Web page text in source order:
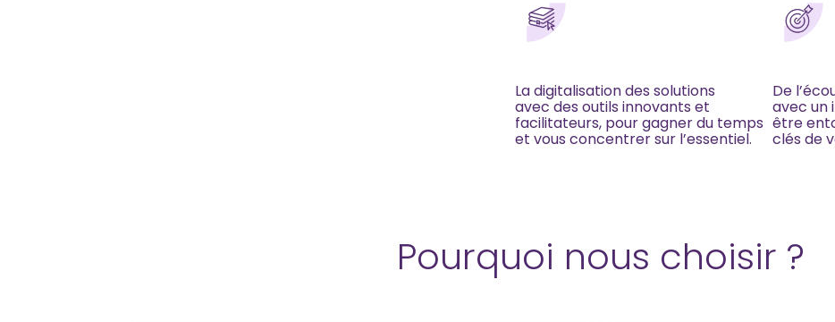
La digitalisation des solutions
avec des outils innovants et
facilitateurs, pour gagner du temps
et vous concentrer sur l’essentiel.
De
avec un
être
clés de
Pourquoi nous choisir ?